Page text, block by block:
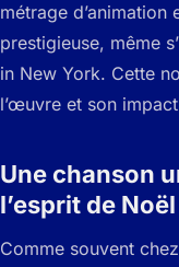
métrage d’animation
prestigieuse, même
in New York. Cette
l’œuvre et son
Une chanson
l’esprit de Noël
Comme souvent